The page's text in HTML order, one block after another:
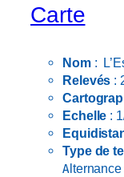
Carte
Nom :
Relevés :
Echelle :
Type de